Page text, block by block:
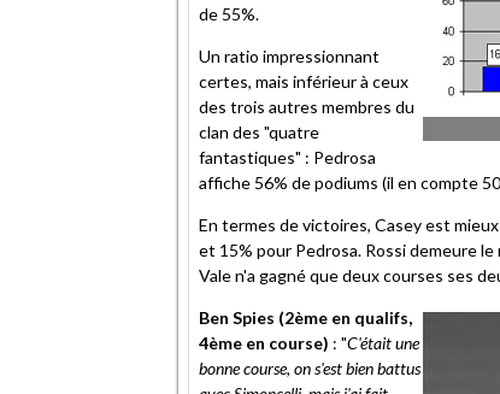
de 55%.
Un ratio impressionnant
certes, mais inférieur à ceux
des trois autres membres du
clan des "quatre
fantastiques" : Pedrosa
affiche 56% de podiums (il en compte
En termes de victoires, Casey est
et 15% pour Pedrosa. Rossi demeure
Vale n'a gagné que deux courses ses
Ben Spies (2ème en qualifs,
4ème en course) : "C'était une
bonne course, on s'est bien battus